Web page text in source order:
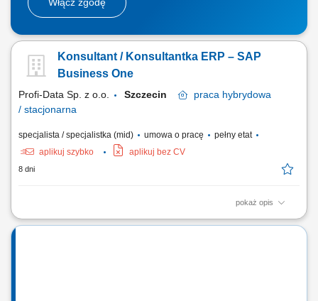
Konsultant / Konsultantka ERP – SAP
Business One
Profi-Data Sp. z o.o. Szczecin praca hybrydowa
/ stacjonarna
specjalista / specjalistka (mid) umowa o pracę
pełny etat
aplikuj szybko
aplikuj bez CV
8 dni
pokaż opis
Opis stanowiska Udział we wdrażaniu systemu ERP SAP Business One